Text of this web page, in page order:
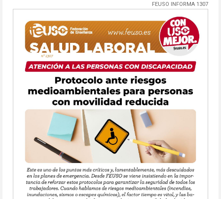
FEUSO INFORMA 1307